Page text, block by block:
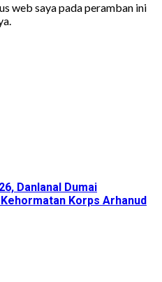
web saya pada peramban ini
Danlanal Dumai
Korps Arhanud